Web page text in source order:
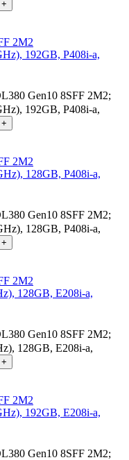
+
2M2
192GB, P408i-a,
Gen10 8SFF 2M2;
192GB, P408i-a,
+
2M2
128GB, P408i-a,
Gen10 8SFF 2M2;
128GB, P408i-a,
+
2M2
128GB, E208i-a,
Gen10 8SFF 2M2;
128GB, E208i-a,
+
2M2
192GB, E208i-a,
Gen10 8SFF 2M2;